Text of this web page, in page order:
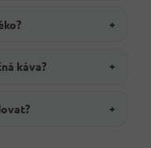
+
káva? +
+